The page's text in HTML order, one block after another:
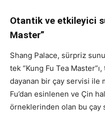
Otantik ve etkileyici
Master”
Shang Palace, sürpriz
tek “Kung Fu Tea
dayanan bir çay servisi ile
Fu’dan esinlenen ve Çin
örneklerinden olan bu çay